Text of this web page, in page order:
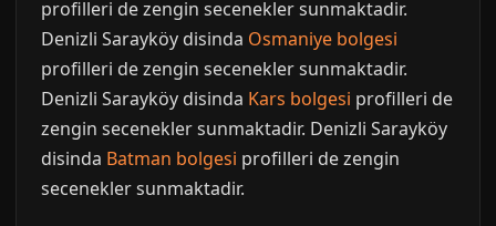
profilleri de zengin secenekler sunmaktadir.
Denizli Sarayköy disinda Osmaniye bolgesi
profilleri de zengin secenekler sunmaktadir.
Denizli Sarayköy disinda Kars bolgesi profilleri de
zengin secenekler sunmaktadir. Denizli Sarayköy
disinda Batman bolgesi profilleri de zengin
secenekler sunmaktadir.